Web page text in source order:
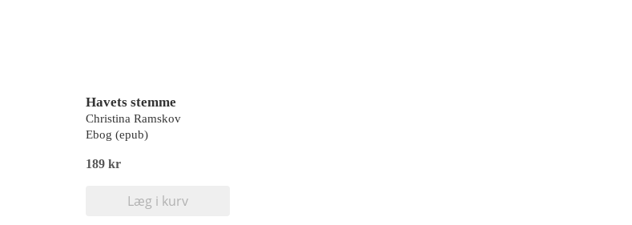
Havets stemme
Christina Ramskov
Ebog (epub)
189 kr
Læg i kurv